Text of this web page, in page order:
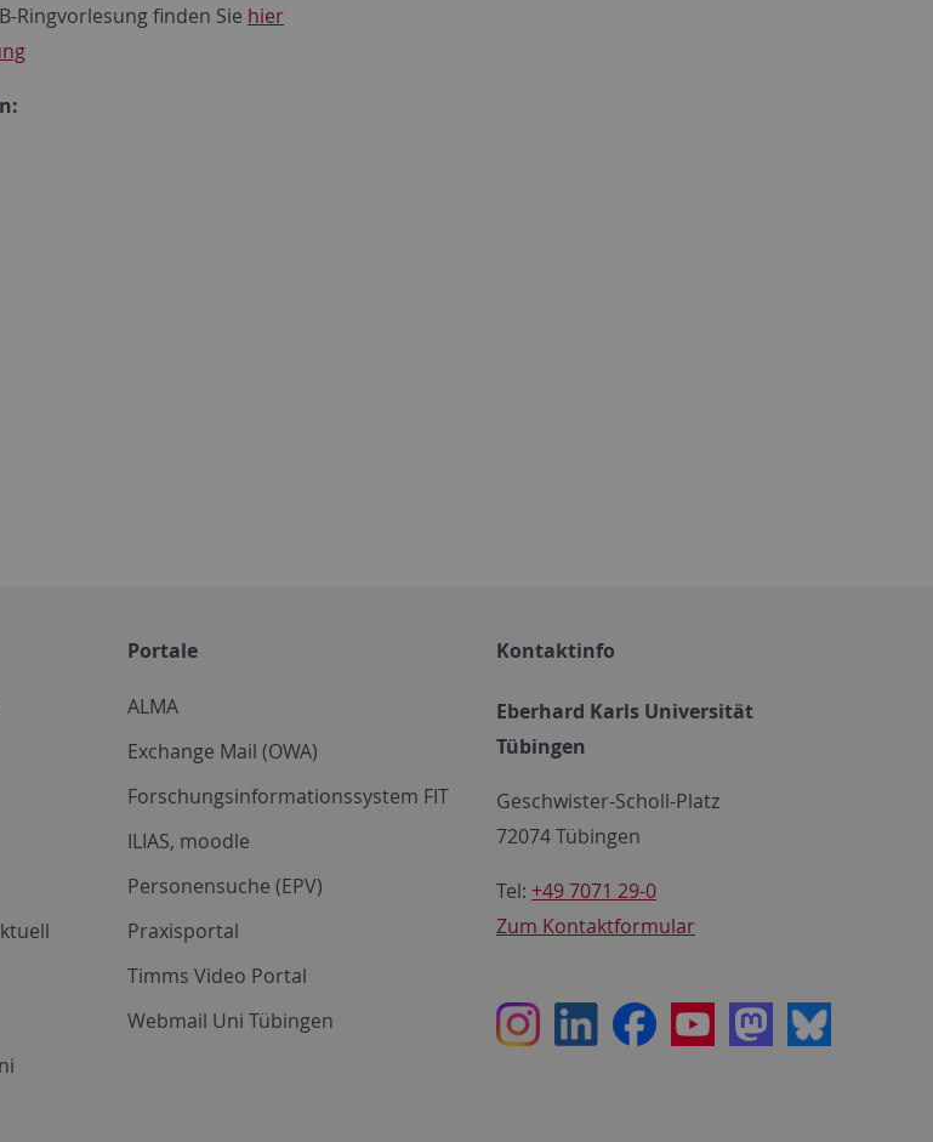
Ringvorlesung finden Sie hier
Portale
ALMA
Exchange Mail (OWA)
Forschungsinformationssystem FIT
ILIAS, moodle
Personensuche (EPV)
Praxisportal
Timms Video Portal
Webmail Uni Tübingen
Kontaktinfo
Eberhard Karls Universität
Tübingen
Geschwister-Scholl-Platz
72074 Tübingen
Tel: +49 7071 29-0
Zum Kontaktformular
InstagramLinkedInFacebookYoutubeMastodon
Bluesky